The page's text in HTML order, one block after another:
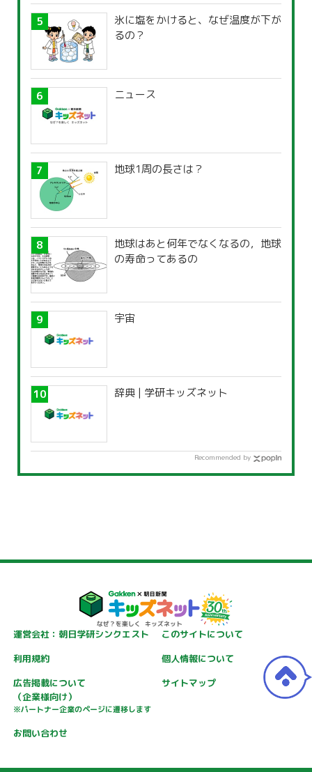
氷に塩をかけると、なぜ温度が下が
るの？
ニュース
地球1周の長さは？
地球はあと何年でなくなるの，地球
の寿命ってあるの
宇宙
辞典 | 学研キッズネット
Recommended by
運営会社：朝日学研シンクエスト
このサイトについて
利用規約
個人情報について
広告掲載について
（企業様向け）
※パートナー企業のページに遷移します
サイトマップ
お問い合わせ